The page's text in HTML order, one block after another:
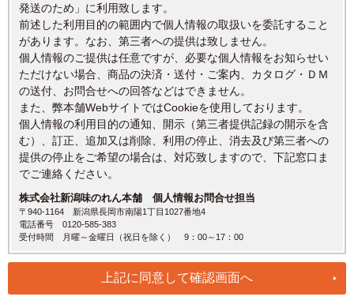
発送のため」に利用致します。
前述した利用目的の範囲内で個人情報の取扱いを委託すること
があります。なお、第三者への提供は致しません。
個人情報のご提供は任意ですが、必要な個人情報をお知らせい
ただけない場合、商品の決済・送付・ご案内、カタログ・ＤＭ
の送付、お問合せへの回答などはできません。
また、弊本舗WebサイトではCookieを使用しております。
個人情報の利用目的の通知、開示（第三者提供記録の開示を含
む）、訂正、追加又は削除、利用の停止、消去及び第三者への
提供の停止をご希望の場合は、対応致しますので、下記窓口ま
でご連絡ください。
株式会社新潟味のれん本舗 個人情報お問合せ担当
〒940-1164 新潟県長岡市南陽1丁目1027番地4
電話番号 0120-585-383
受付時間 月曜～金曜日（祝日を除く） 9：00～17：00